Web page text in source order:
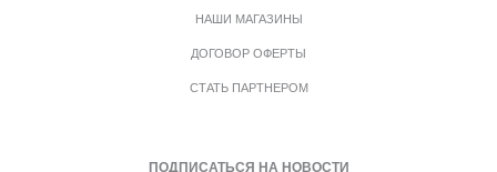
НАШИ МАГАЗИНЫ
ДОГОВОР ОФЕРТЫ
СТАТЬ ПАРТНЕРОМ
ПОДПИСАТЬСЯ НА НОВОСТИ